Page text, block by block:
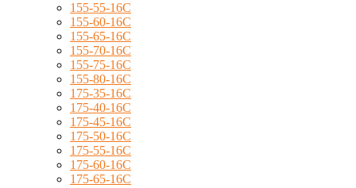
155-55-16C
155-60-16C
155-65-16C
155-70-16C
155-75-16C
155-80-16C
175-35-16C
175-40-16C
175-45-16C
175-50-16C
175-55-16C
175-60-16C
175-65-16C